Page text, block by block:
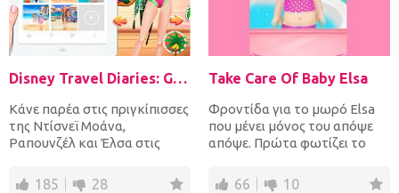
Disney Travel Diaries: Greece
Κάνε παρέα στις πριγκίπισσες
της Ντίσνεϊ Μοάνα,
Ραπουνζέλ και Έλσα στις
στ...
185 28
Take Care Of Baby Elsa
Φροντίδα για το μωρό Elsa
που μένει μόνος του απόψε
απόψε. Πρώτα φωτίζει το
66 10